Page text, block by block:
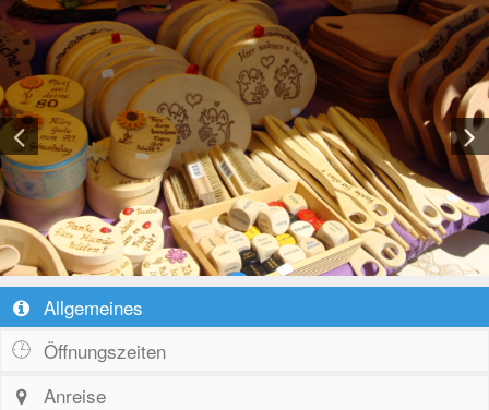
Allgemeines
Öffnungszeiten
Anreise